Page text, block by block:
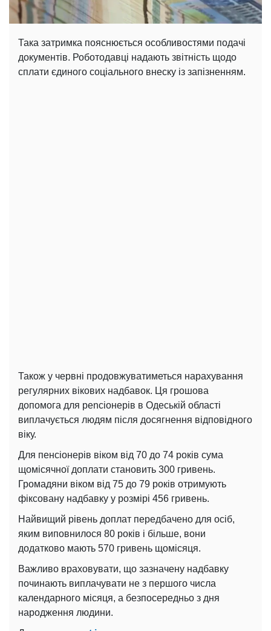
Така затримка пояснюється особливостями подачі
документів. Роботодавці надають звітність щодо
сплати єдиного соціального внеску із запізненням.
Також у червні продовжуватиметься нарахування
регулярних вікових надбавок. Ця грошова
допомога для pencіонерів в Одеській області
виплачується людям після досягнення відповідного
віку.
Для пенсіонерів віком від 70 до 74 років сума
щомісячної доплати становить 300 гривень.
Громадяни віком від 75 до 79 років отримують
фіксовану надбавку у розмірі 456 гривень.
Найвищий рівень доплат передбачено для осіб,
яким виповнилося 80 років і більше, вони
додатково мають 570 гривень щомісяця.
Важливо враховувати, що зазначену надбавку
починають виплачувати не з першого числа
календарного місяця, а безпосередньо з дня
народження людини.